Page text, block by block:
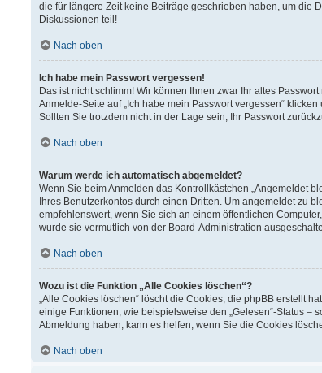
die für längere Zeit keine Beiträge geschrieben haben, um die
Diskussionen teil!
Nach oben
Ich habe mein Passwort vergessen!
Das ist nicht schlimm! Wir können Ihnen zwar Ihr altes
Anmelde-Seite auf „Ich habe mein Passwort vergessen“
Sollten Sie trotzdem nicht in der Lage sein, Ihr Passwort
Nach oben
Warum werde ich automatisch abgemeldet?
Wenn Sie beim Anmelden das Kontrollkästchen „Angemeldet
Ihres Benutzerkontos durch einen Dritten. Um angemeldet zu
empfehlenswert, wenn Sie sich an einem öffentlichen
wurde sie vermutlich von der Board-Administration
Nach oben
Wozu ist die Funktion „Alle Cookies löschen“?
„Alle Cookies löschen“ löscht die Cookies, die phpBB erstellt
einige Funktionen, wie beispielsweise den „Gelesen“-Status –
Abmeldung haben, kann es helfen, wenn Sie die Cookies
Nach oben